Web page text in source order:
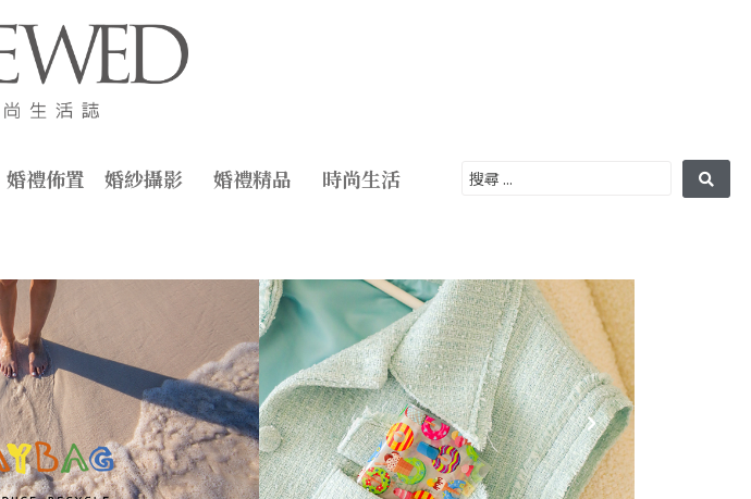
婚禮佈置 婚紗攝影 婚禮精品 時尚生活